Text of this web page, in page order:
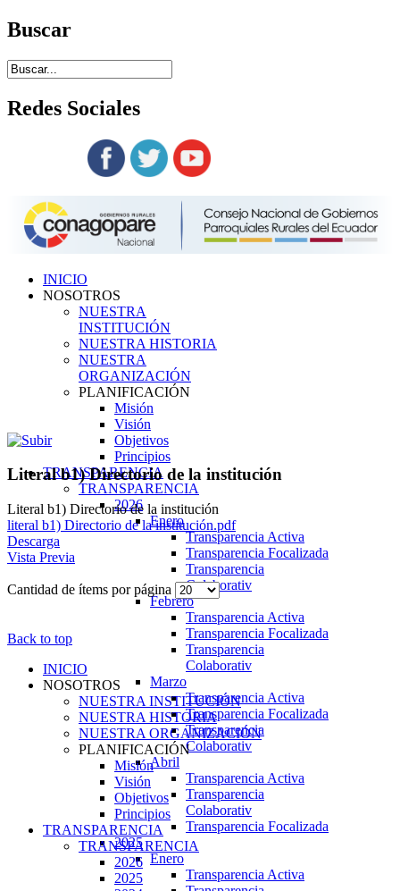
Buscar
Redes Sociales
INICIO
NOSOTROS
NUESTRA
INSTITUCIÓN
NUESTRA HISTORIA
NUESTRA
ORGANIZACIÓN
PLANIFICACIÓN
Misión
Visión
Objetivos
Principios
TRANSPARENCIA
TRANSPARENCIA
2026
Enero
Transparencia Activa
Transparencia Focalizada
Transparencia
Colaborativ
Febrero
Transparencia Activa
Transparencia Focalizada
Transparencia
Colaborativ
Marzo
Transparencia Activa
Transparencia Focalizada
Transparencia
Colaborativ
Abril
Transparencia Activa
Transparencia
Colaborativ
Transparencia Focalizada
2025
Enero
Transparencia Activa
Literal b1) Directorio de la institución
Literal b1) Directorio de la institución
literal b1) Directorio de la institución.pdf
Descarga
Vista Previa
Cantidad de ítems por página
Back to top
INICIO
NOSOTROS
NUESTRA INSTITUCIÓN
NUESTRA HISTORIA
NUESTRA ORGANIZACIÓN
PLANIFICACIÓN
Misión
Visión
Objetivos
Principios
TRANSPARENCIA
TRANSPARENCIA
2026
2025